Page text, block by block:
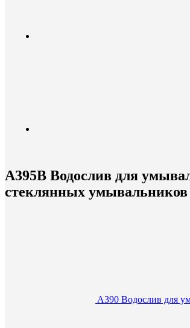
A395B Водослив для
стеклянных умывальников
A390 Водослив для